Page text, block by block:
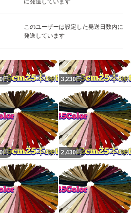
況、モニターの環境等で実際の色
。
合は−50円とさせていただきま
管ですので軽微なシワやキズがあ
に発送しています
このユーザーは設定した発送日数内に
発送しています
いいね！
2,910
！
円 いいね！
3,230円
！
円 いいね！
2,430円